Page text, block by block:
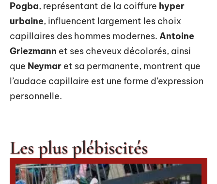
Pogba, représentant de la coiffure hyper
urbaine, influencent largement les choix
capillaires des hommes modernes. Antoine
Griezmann et ses cheveux décolorés, ainsi
que Neymar et sa permanente, montrent que
l’audace capillaire est une forme d’expression
personnelle.
Les plus plébiscités